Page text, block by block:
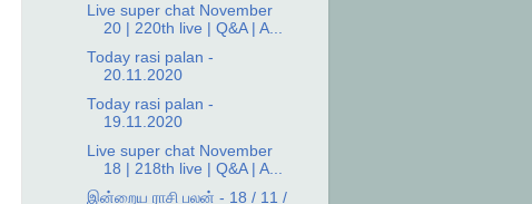
Live super chat November
20 | 220th live | Q&A | A...
Today rasi palan -
20.11.2020
Today rasi palan -
19.11.2020
Live super chat November
18 | 218th live | Q&A | A...
இன்றைய ராசி பலன் - 18 / 11 /